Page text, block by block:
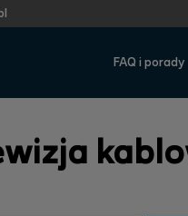
FAQ i porady